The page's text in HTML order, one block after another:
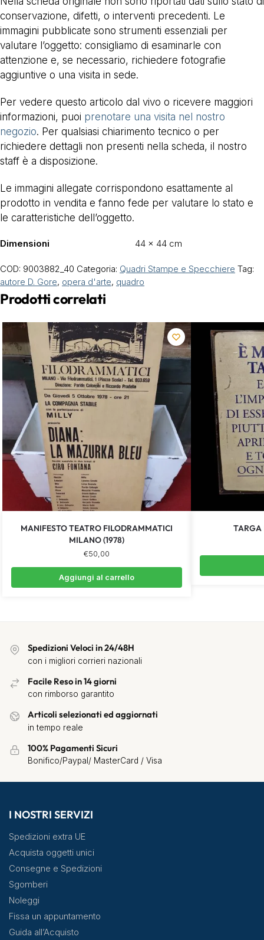
conservazione, difetti, o interventi precedenti. Le
immagini pubblicate sono strumenti essenziali per
valutare l’oggetto: consigliamo di esaminarle con
attenzione e, se necessario, richiedere fotografie
aggiuntive o una visita in sede.
Per vedere questo articolo dal vivo o ricevere maggiori
informazioni, puoi prenotare una visita nel nostro
negozio. Per qualsiasi chiarimento tecnico o per
richiedere dettagli non presenti nella scheda, il nostro
staff è a disposizione.
Le immagini allegate corrispondono esattamente al
prodotto in vendita e fanno fede per valutare lo stato e
le caratteristiche dell’oggetto.
Dimensioni 44 × 44 cm
COD: 9003882_40 Categoria: Quadri Stampe e Specchiere Tag:
autore D. Gore, opera d'arte, quadro
Prodotti correlati
MANIFESTO TEATRO FILODRAMMATICI
MILANO (1978)
€50,00
Aggiungi al carrello
TARGA
Spedizioni Veloci in 24/48H
con i migliori corrieri nazionali
Facile Reso in 14 giorni
con rimborso garantito
Articoli selezionati ed aggiornati
in tempo reale
100% Pagamenti Sicuri
Bonifico/Paypal/ MasterCard / Visa
I NOSTRI SERVIZI
Spedizioni extra UE
Acquista oggetti unici
Consegne e Spedizioni
Sgomberi
Noleggi
Fissa un appuntamento
Guida all’Acquisto